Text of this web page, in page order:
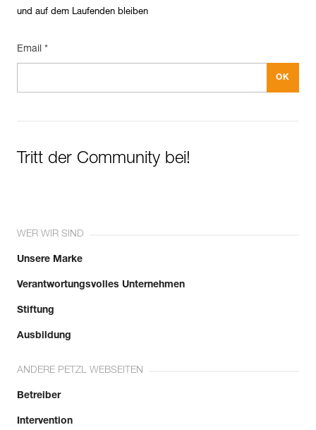
und auf dem Laufenden bleiben
Email *
Tritt der Community bei!
WER WIR SIND
Unsere Marke
Verantwortungsvolles Unternehmen
Stiftung
Ausbildung
ANDERE PETZL WEBSEITEN
Betreiber
Intervention